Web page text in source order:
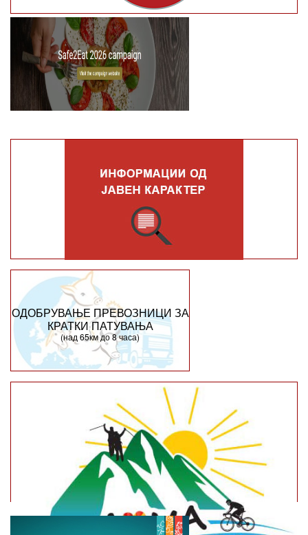
ОДОБРУВАЊЕ ПРЕВОЗНИЦИ ЗА
КРАТКИ ПАТУВАЊА
(над 65км до 8 часа)